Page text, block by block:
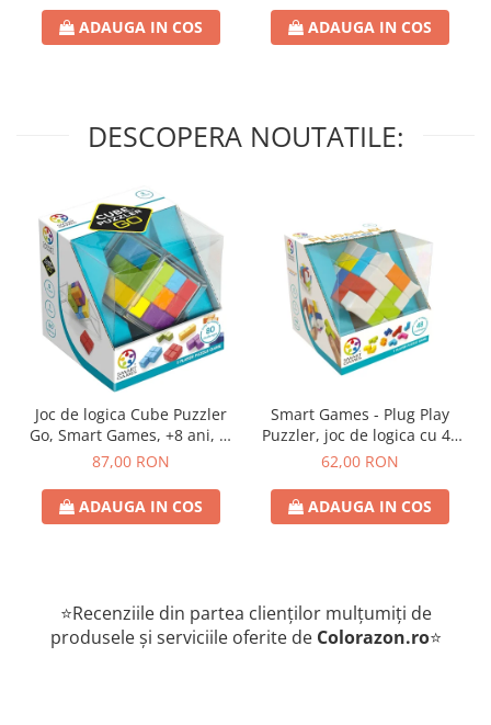
ADAUGA IN COS ADAUGA IN COS
DESCOPERA NOUTATILE:
Joc de logica Cube Puzzler
Go, Smart Games, +8 ani, lb
romana
87,00 RON
ADAUGA IN COS
Smart Games - Plug Play
Puzzler, joc de logica cu 48
de provocari, 6+ ani, lb
62,00 RON
ADAUGA IN COS
⭐Recenziile din partea clienților mulțumiți de
produsele și serviciile oferite de Colorazon.ro⭐